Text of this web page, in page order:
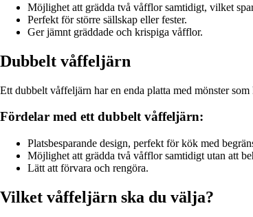
Möjlighet att grädda två våfflor samtidigt, vilket
Perfekt för större sällskap eller fester.
Ger jämnt gräddade och krispiga våfflor.
Dubbelt våffeljärn
Ett dubbelt våffeljärn har en enda platta med mönster
Fördelar med ett dubbelt våffeljärn:
Platsbesparande design, perfekt för kök med
Möjlighet att grädda två våfflor samtidigt utan att
Lätt att förvara och rengöra.
Vilket våffeljärn ska du välja?